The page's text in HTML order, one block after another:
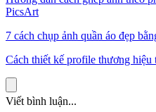
PicsArt
7 cách chụp ảnh quần áo đẹp
Cách thiết kế profile thương hiệu
Viết bình luận...